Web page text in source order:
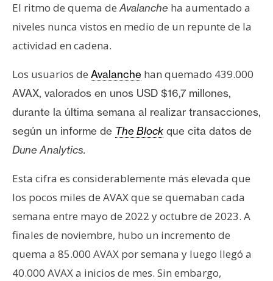
n
á
l
s
i
N
t
a
d
e
P
r
El ritmo de quema deAvalanche ha aumentado a
niveles nunca vistos en medio de un repunte de la
actividad en cadena.
Los usuarios de Avalanche han quemado 439.000
AVAX, valorados en unos USD $16,7 millones,
durante la última semana al realizar transacciones,
según un informe de The Block que cita datos de
Dune Analytics.
Esta cifra es considerablemente más elevada que
los pocos miles de AVAX que se quemaban cada
semana entre mayo de 2022 y octubre de 2023. A
finales de noviembre, hubo un incremento de
quema a 85.000 AVAX por semana y luego llegó a
40.000 AVAX a inicios de mes. Sin embargo,